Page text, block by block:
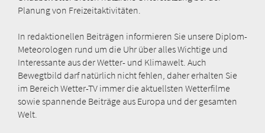
Planung von Freizeitaktivitäten.
In redaktionellen Beiträgen informieren Sie unsere Diplom-
Meteorologen rund um die Uhr über alles Wichtige und
Interessante aus der Wetter- und Klimawelt. Auch
Bewegtbild darf natürlich nicht fehlen, daher erhalten Sie
im Bereich Wetter-TV immer die aktuellsten Wetterfilme
sowie spannende Beiträge aus Europa und der gesamten
Welt.